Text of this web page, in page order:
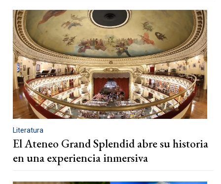
Literatura
El Ateneo Grand Splendid abre su historia
en una experiencia inmersiva